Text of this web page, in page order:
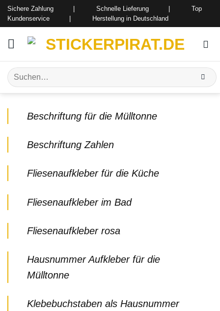
Zum
Inhalt
Sichere Zahlung | Schnelle Lieferung | Top
Kundenservice | Herstellung in Deutschland
Suchen
nach:
Beschriftung für die Mülltonne
Beschriftung Zahlen
Fliesenaufkleber für die Küche
Fliesenaufkleber im Bad
Fliesenaufkleber rosa
Hausnummer Aufkleber für die
Mülltonne
Klebebuchstaben als Hausnummer